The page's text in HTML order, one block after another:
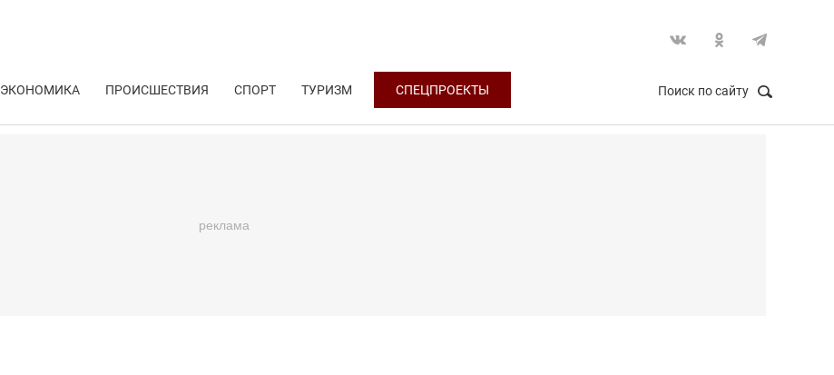
ЭКОНОМИКА ПРОИСШЕСТВИЯ СПОРТ ТУРИЗМ СПЕЦПРОЕКТЫ Поиск по сайту